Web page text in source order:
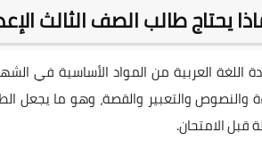
يحتاج طالب الصف الثالث
اللغة العربية من المواد الأساسية في
والنصوص والتعبير والقصة، وهو ما يجعل
قبل الامتحان.